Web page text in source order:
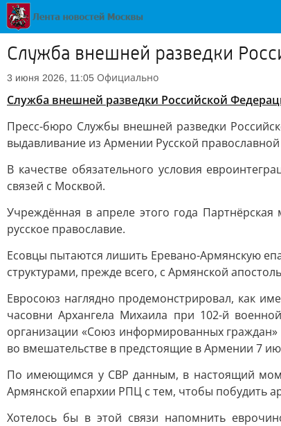
Служба внешней разведки
3 июня 2026, 11:05 Официально
Служба внешней разведки Российской
Пресс-бюро Службы внешней разведки
выдавливание из Армении Русской
В качестве обязательного условия
связей с Москвой.
Учреждённая в апреле этого года
русское православие.
Есовцы пытаются лишить Еревано-Армянскую
структурами, прежде всего, с Армянской
Евросоюз наглядно продемонстрировал, как
часовни Архангела Михаила при 102-й
организации «Союз информированных
во вмешательстве в предстоящие в Армении 7
По имеющимся у СВР данным, в настоящий
Армянской епархии РПЦ с тем, чтобы побудить
Хотелось бы в этой связи напомнить